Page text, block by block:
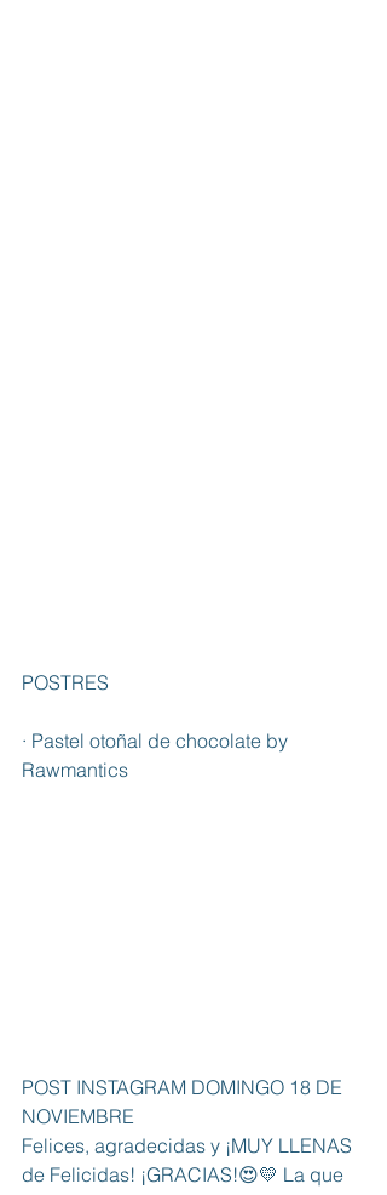
POSTRES
· Pastel otoñal de chocolate by
Rawmantics
POST INSTAGRAM DOMINGO 18 DE
NOVIEMBRE
Felices, agradecidas y ¡MUY LLENAS
de Felicidas! ¡GRACIAS!😍💛 La que